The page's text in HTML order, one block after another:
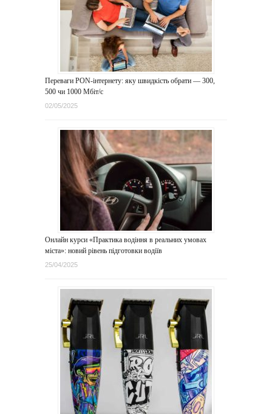
Переваги PON-інтернету: яку швидкість обрати — 300,
500 чи 1000 Мбіт/с
02/05/2025
Онлайн курси «Практика водіння в реальних умовах
міста»: новий рівень підготовки водіїв
25/04/2025